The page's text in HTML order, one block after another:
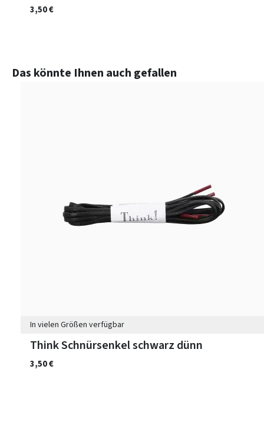
3,50 €
Produktgalerie überspringen
Das könnte Ihnen auch gefallen
In vielen Größen verfügbar
Think Schnürsenkel schwarz dünn
3,50 €